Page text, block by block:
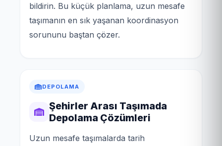
bildirin. Bu küçük planlama, uzun mesafe
taşımanın en sık yaşanan koordinasyon
sorununu baştan çözer.
DEPOLAMA
Şehirler Arası Taşımada
Depolama Çözümleri
Uzun mesafe taşımalarda tarih